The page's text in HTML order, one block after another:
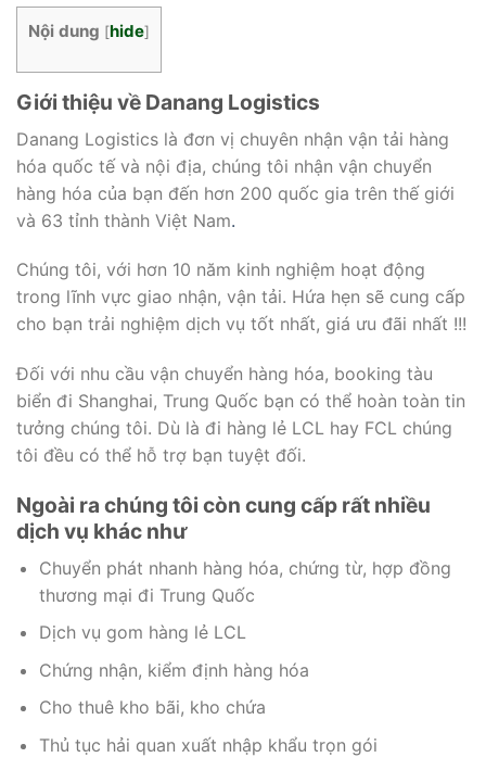
Nội dung [hide]
Giới thiệu về Danang Logistics
Danang Logistics là đơn vị chuyên nhận vận tải hàng
hóa quốc tế và nội địa, chúng tôi nhận vận chuyển
hàng hóa của bạn đến hơn 200 quốc gia trên thế giới
và 63 tỉnh thành Việt Nam.
Chúng tôi, với hơn 10 năm kinh nghiệm hoạt động
trong lĩnh vực giao nhận, vận tải. Hứa hẹn sẽ cung cấp
cho bạn trải nghiệm dịch vụ tốt nhất, giá ưu đãi nhất !!!
Đối với nhu cầu vận chuyển hàng hóa, booking tàu
biển đi Shanghai, Trung Quốc bạn có thể hoàn toàn tin
tưởng chúng tôi. Dù là đi hàng lẻ LCL hay FCL chúng
tôi đều có thể hỗ trợ bạn tuyệt đối.
Ngoài ra chúng tôi còn cung cấp rất nhiều
dịch vụ khác như
Chuyển phát nhanh hàng hóa, chứng từ, hợp đồng
thương mại đi Trung Quốc
Dịch vụ gom hàng lẻ LCL
Chứng nhận, kiểm định hàng hóa
Cho thuê kho bãi, kho chứa
Thủ tục hải quan xuất nhập khẩu trọn gói